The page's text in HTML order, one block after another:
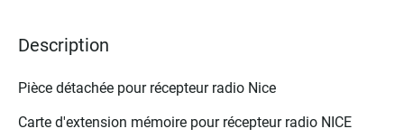
gallery
Description
Pièce détachée pour récepteur radio Nice
Carte d'extension mémoire pour récepteur radio NICE